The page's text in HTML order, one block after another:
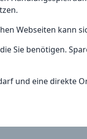
Webseiten kann
Sie benötigen.
und eine direkte